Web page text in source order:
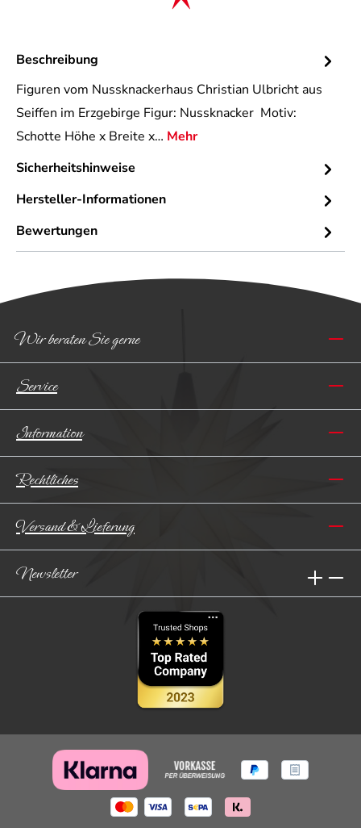
Beschreibung
Figuren vom Nussknackerhaus Christian Ulbricht aus
Seiffen im Erzgebirge Figur: Nussknacker Motiv:
Schotte Höhe x Breite x… Mehr
Sicherheitshinweise
Hersteller-Informationen
Bewertungen
Wir beraten Sie gerne
Service
Information
Rechtliches
Versand & Lieferung
Newsletter